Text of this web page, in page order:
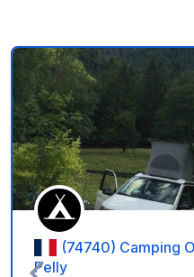
(74740) Camping
Pelly